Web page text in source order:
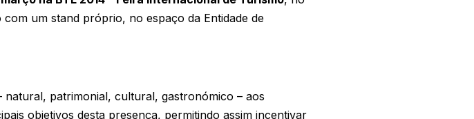
um stand próprio, no espaço da Entidade de
patrimonial, cultural, gastronómico – aos
objetivos desta presença, permitindo assim incentivar